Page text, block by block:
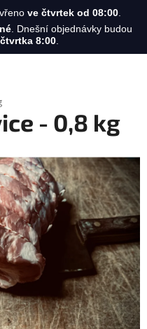
ve čtvrtek od 08:00.
. Dnešní objednávky budou
8:00.
Hledat
KOŠÍK
- 0,8 kg